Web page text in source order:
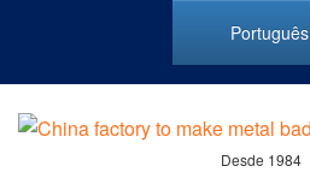
Português
Desde 1984